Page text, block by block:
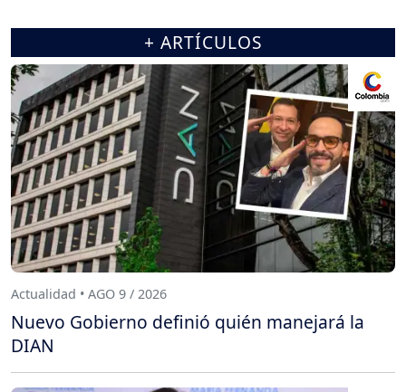
+ ARTÍCULOS
Actualidad • AGO 9 / 2026
Nuevo Gobierno definió quién manejará la
DIAN